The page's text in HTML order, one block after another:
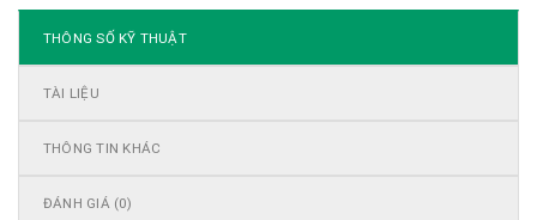
THÔNG SỐ KỸ THUẬT
TÀI LIỆU
THÔNG TIN KHÁC
ĐÁNH GIÁ (0)